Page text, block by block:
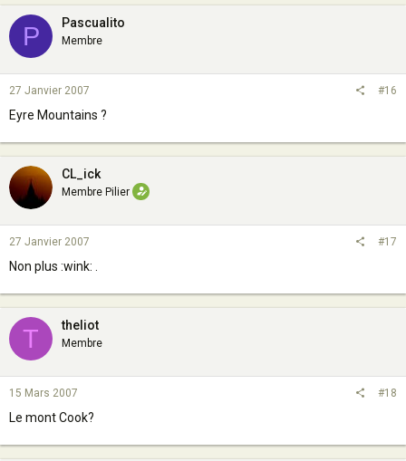
P Pascualito
Membre
27 Janvier 2007 #16
Eyre Mountains ?
CL_ick
Membre Pilier
27 Janvier 2007 #17
Non plus :wink: .
T theliot
Membre
15 Mars 2007 #18
Le mont Cook?